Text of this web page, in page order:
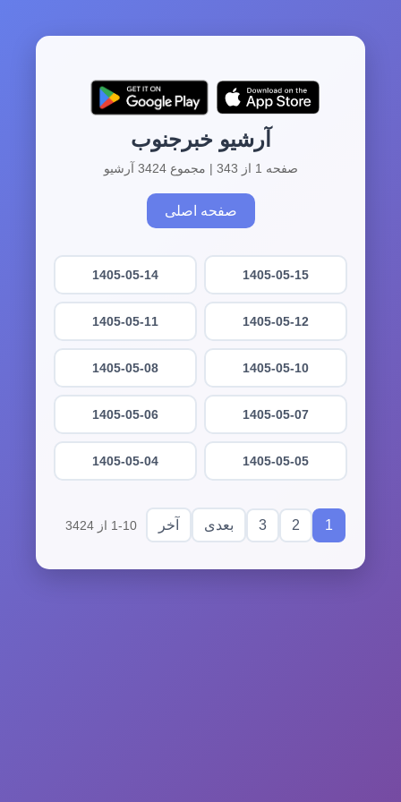
آرشیو خبرجنوب
صفحه 1 از 343 | مجموع 3424 آرشیو
صفحه اصلی
1405-05-15
1405-05-14
1405-05-12
1405-05-11
1405-05-10
1405-05-08
1405-05-07
1405-05-06
1405-05-05
1405-05-04
1
2
3 بعدی آخر 1-10 از 3424